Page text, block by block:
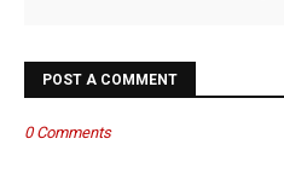
POST A COMMENT
0 Comments